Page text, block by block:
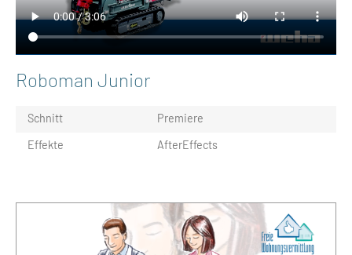
Roboman Junior
Schnitt
Premiere
Effekte
AfterEffects